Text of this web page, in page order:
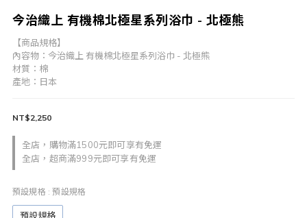
今治織上 有機棉北極星系列浴巾 - 北極熊
【商品規格】
內容物：今治織上 有機棉北極星系列浴巾 - 北極熊
材質：棉
產地：日本
全店，購物滿1500元即可享有免運
全店，超商滿999元即可享有免運
NT$2,250
預設規格 : 預設規格
預設規格